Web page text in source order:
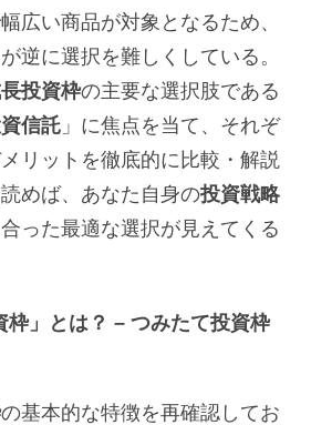
広い商品が対象となるため、
逆に選択を難しくしている。
投資枠の主要な選択肢である
信託 」に焦点を当て、それぞ
リットを徹底的に比較・解説
めば、あなた自身の投資戦略
った最適な選択が見えてくる
枠」とは？ – つみたて投資枠
の基本的な特徴を再確認してお